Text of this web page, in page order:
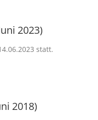
2023)
statt.
2018)